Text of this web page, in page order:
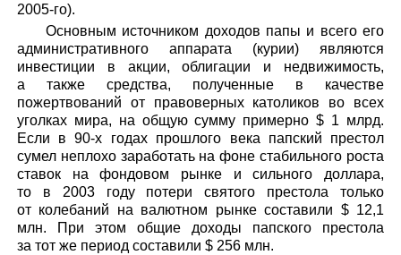
2005-го).
Основным источником доходов папы и всего его
административного аппарата (курии) являются
инвестиции в акции, облигации и недвижимость,
а также средства, полученные в качестве
пожертвований от правоверных католиков во всех
уголках мира, на общую сумму примерно $ 1 млрд.
Если в 90-х годах прошлого века папский престол
сумел неплохо заработать на фоне стабильного роста
ставок на фондовом рынке и сильного доллара,
то в 2003 году потери святого престола только
от колебаний на валютном рынке составили $ 12,1
млн. При этом общие доходы папского престола
за тот же период составили $ 256 млн.